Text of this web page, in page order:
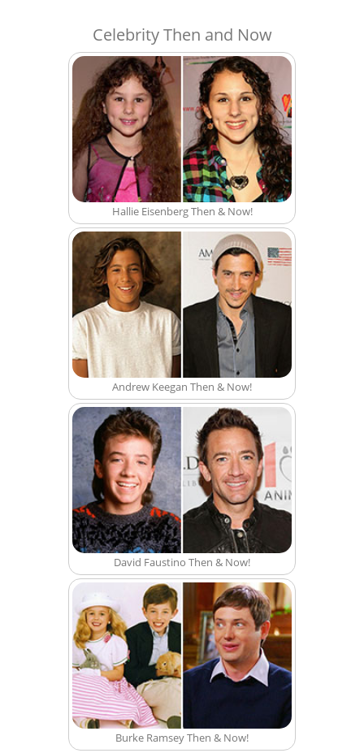
Celebrity Then and Now
Hallie Eisenberg Then & Now!
Andrew Keegan Then & Now!
David Faustino Then & Now!
Burke Ramsey Then & Now!